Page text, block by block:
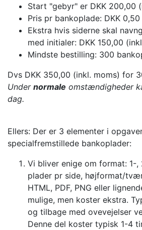
Start "gebyr" er DKK 200,00
Pris pr bankoplade: DKK
Ekstra hvis siderne skal
med initialer: DKK 150,00
Mindste bestilling: 300
Dvs DKK 350,00 (inkl. moms) for
Under normale omstændigheder
dag.
Ellers: Der er 3 elementer i
specialfremstillede bankoplader:
Vi bliver enige om format: 1-
plader pr side, højformat/
HTML, PDF, PNG eller
mulige, men koster ekstra.
og tilbage med ovevejelser
Denne del koster typisk 1-4